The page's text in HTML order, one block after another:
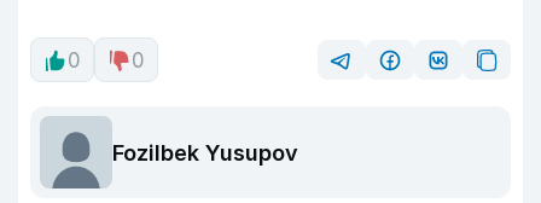
0 0
Fozilbek Yusupov